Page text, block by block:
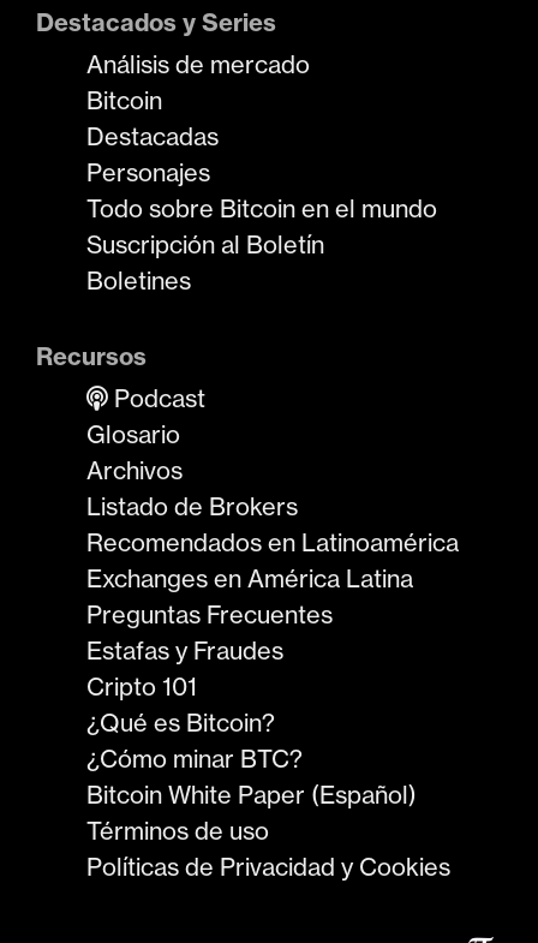
Destacados y Series
Análisis de mercado
Bitcoin
Destacadas
Personajes
Todo sobre Bitcoin en el mundo
Suscripción al Boletín
Boletines
Recursos
Podcast
Glosario
Archivos
Listado de Brokers
Recomendados en Latinoamérica
Exchanges en América Latina
Preguntas Frecuentes
Estafas y Fraudes
Cripto 101
¿Qué es Bitcoin?
¿Cómo minar BTC?
Bitcoin White Paper (Español)
Términos de uso
Políticas de Privacidad y Cookies